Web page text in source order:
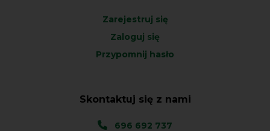
Zarejestruj się
Zaloguj się
Przypomnij hasło
Skontaktuj się z nami
696 692 737